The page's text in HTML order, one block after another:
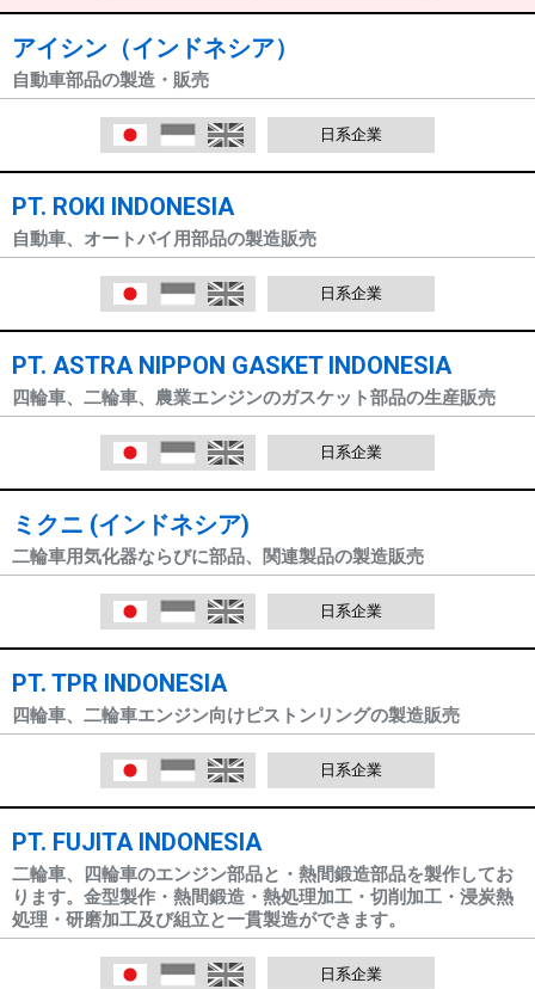
アイシン（インドネシア）
自動車部品の製造・販売
日本語 Indonesia 日系企業
PT. ROKI INDONESIA
自動車、オートバイ用部品の製造販売
日本語 Indonesia 日系企業
PT. ASTRA NIPPON GASKET INDONESIA
四輪車、二輪車、農業エンジンのガスケット部品の生産販売
日本語 Indonesia 日系企業
ミクニ (インドネシア)
二輪車用気化器ならびに部品、関連製品の製造販売
日本語 Indonesia 日系企業
PT. TPR INDONESIA
四輪車、二輪車エンジン向けピストンリングの製造販売
日本語 Indonesia 日系企業
PT. FUJITA INDONESIA
二輪車、四輪車のエンジン部品と・熱間鍛造部品を製作してお
ります。金型製作・熱間鍛造・熱処理加工・切削加工・浸炭熱
処理・研磨加工及び組立と一貫製造ができます。
日本語 Indonesia 日系企業